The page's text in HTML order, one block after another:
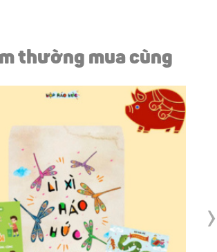
thường mua cùng
›